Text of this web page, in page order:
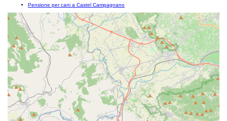
Pensione per cani a Castel Campagnano